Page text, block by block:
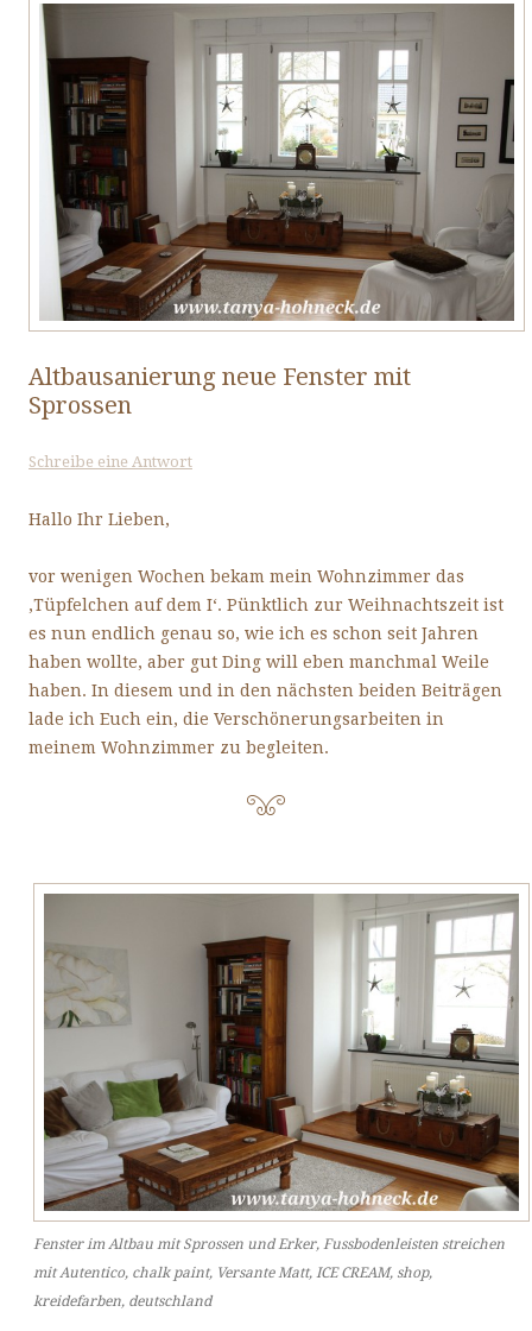
Altbausanierung neue Fenster mit
Sprossen
Schreibe eine Antwort
Hallo Ihr Lieben,
vor wenigen Wochen bekam mein Wohnzimmer das
‚Tüpfelchen auf dem I‘. Pünktlich zur Weihnachtszeit ist
es nun endlich genau so, wie ich es schon seit Jahren
haben wollte, aber gut Ding will eben manchmal Weile
haben. In diesem und in den nächsten beiden Beiträgen
lade ich Euch ein, die Verschönerungsarbeiten in
meinem Wohnzimmer zu begleiten.
Fenster im Altbau mit Sprossen und Erker, Fussbodenleisten streichen
mit Autentico, chalk paint, Versante Matt, ICE CREAM, shop,
kreidefarben, deutschland